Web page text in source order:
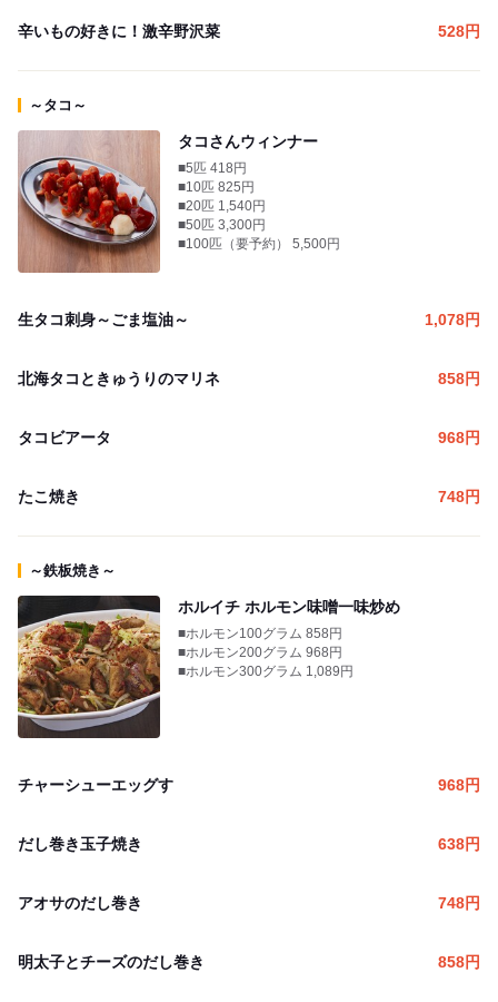
辛いもの好きに！激辛野沢菜 528円
～タコ～
タコさんウィンナー
■5匹 418円
■10匹 825円
■20匹 1,540円
■50匹 3,300円
■100匹（要予約） 5,500円
生タコ刺身～ごま塩油～ 1,078円
北海タコときゅうりのマリネ 858円
タコビアータ 968円
たこ焼き 748円
～鉄板焼き～
ホルイチ ホルモン味噌一味炒め
■ホルモン100グラム 858円
■ホルモン200グラム 968円
■ホルモン300グラム 1,089円
チャーシューエッグす 968円
だし巻き玉子焼き 638円
アオサのだし巻き 748円
明太子とチーズのだし巻き 858円